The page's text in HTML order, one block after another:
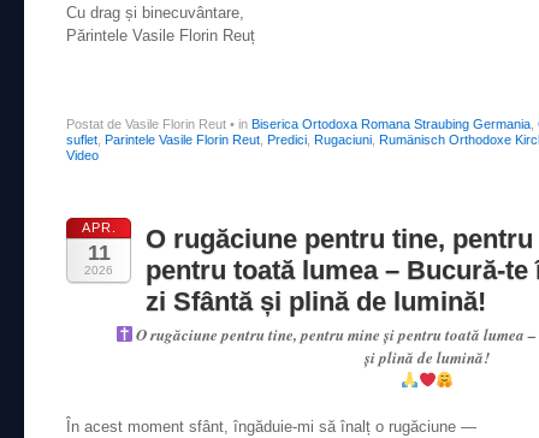
Cu drag și binecuvântare,
Părintele Vasile Florin Reuț
Postat de Vasile Florin Reut • in Biserica Ortodoxa Romana Straubing Germania
suflet Parintele Vasile Florin Reut Predici Rugaciuni Rumänisch Orthodoxe
Video
APR.
11
2026
O rugăciune pentru tine,
pentru toată lumea – Bucură-te
zi Sfântă și plină de lumină!
O rugăciune pentru tine, pentru mine și pentru toată lumea
și plină de lumină!
În acest moment sfânt, îngăduie-mi să înalț o rugăciune —